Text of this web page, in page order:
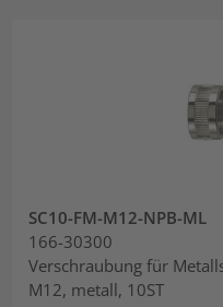
SC10-FM-M12-NPB-ML
166-30300
Verschraubung für
M12, metall, 10ST